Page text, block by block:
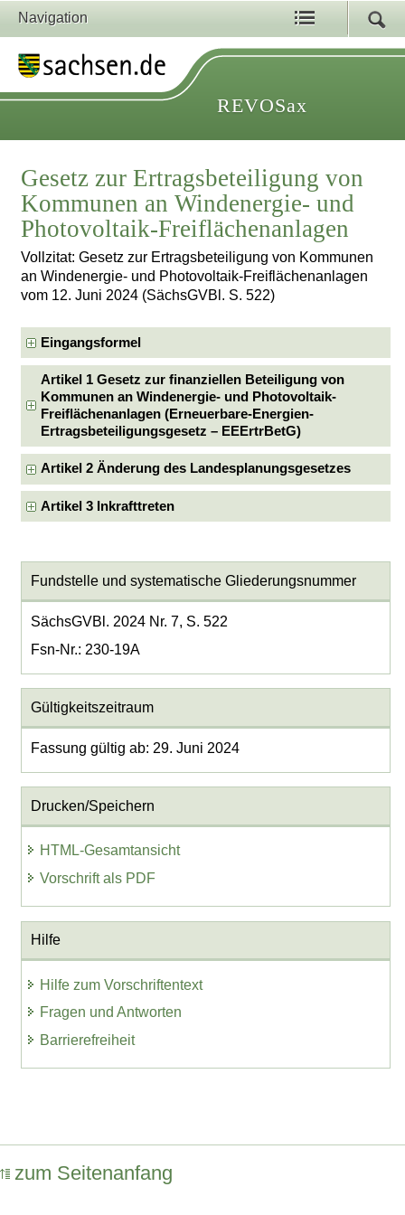
Navigation
REVOSax
Gesetz zur Ertragsbeteiligung von
Kommunen an Windenergie- und
Photovoltaik-Freiflächenanlagen
Vollzitat: Gesetz zur Ertragsbeteiligung von Kommunen
an Windenergie- und Photovoltaik-Freiflächenanlagen
vom 12. Juni 2024 (SächsGVBl. S. 522)
Eingangsformel
Artikel 1 Gesetz zur finanziellen Beteiligung von
Kommunen an Windenergie- und Photovoltaik-
Freiflächenanlagen (Erneuerbare-Energien-
Ertragsbeteiligungsgesetz – EEErtrBetG)
Artikel 2 Änderung des Landesplanungsgesetzes
Artikel 3 Inkrafttreten
Fundstelle und systematische Gliederungsnummer
SächsGVBl. 2024 Nr. 7, S. 522
Fsn-Nr.: 230-19A
Gültigkeitszeitraum
Fassung gültig ab: 29. Juni 2024
Drucken/Speichern
HTML-Gesamtansicht
Vorschrift als PDF
Hilfe
Hilfe zum Vorschriftentext
Fragen und Antworten
Barrierefreiheit
zum Seitenanfang